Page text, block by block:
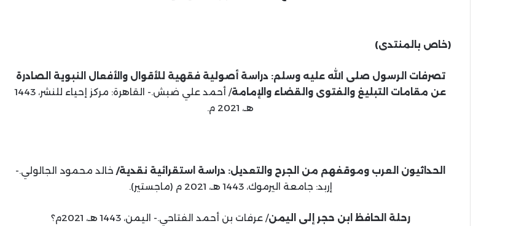
(خاص بالمنتدى)
تصرفات الرسول صلى الله عليه وسلم: دراسة أصولية فقهية للأقوال والأفعال النبوية الصادرة
عن مقامات التبليغ والفتوى والقضاء والإمامة
/ أحمد علي ضبش.- القاهرة: مركز إحياء للنشر، 1443
هـ، 2021 م.
الحداثيون العرب وموقفهم من الجرح والتعديل: دراسة استقرائية نقدية/ خالد محمود الجالولي.-
إربد: جامعة اليرموك، 1443 هـ، 2021 م (ماجستير).
رحلة الحافظ ابن حجر إلى اليمن/ عرفات بن أحمد الفتاحي.- اليمن، 1443 هـ، 2021م؟